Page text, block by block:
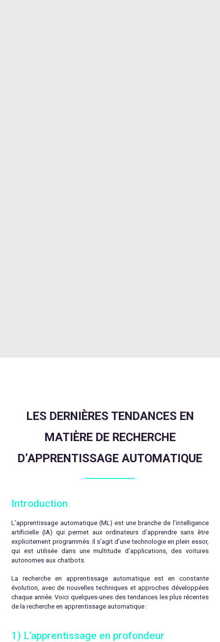
LES DERNIÈRES TENDANCES EN
MATIÈRE DE RECHERCHE
D’APPRENTISSAGE AUTOMATIQUE
Introduction
L’apprentissage automatique (ML) est une branche de l’intelligence
artificielle (IA) qui permet aux ordinateurs d’apprendre sans être
explicitement programmés. Il s’agit d’une technologie en plein essor,
qui est utilisée dans une multitude d’applications, des voitures
autonomes aux chatbots.
La recherche en apprentissage automatique est en constante
évolution, avec de nouvelles techniques et approches développées
chaque année. Voici quelques-unes des tendances les plus récentes
de la recherche en apprentissage automatique :
1) L’apprentissage en profondeur